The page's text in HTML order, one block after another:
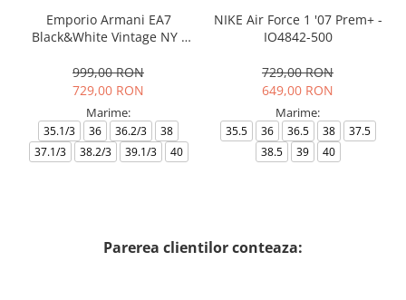
Emporio Armani EA7
Black&White Vintage NY -
999,00 RON
729,00 RON
Marime:
35.1/3 36 36.2/3
38
37.1/3
38.2/3 39.1/3 40
NIKE Air Force 1 '07 Prem+ -
IO4842-500
729,00 RON
649,00 RON
Marime:
35.5 36 36.5 38
37.5
38.5
39 40
Parerea clientilor conteaza: